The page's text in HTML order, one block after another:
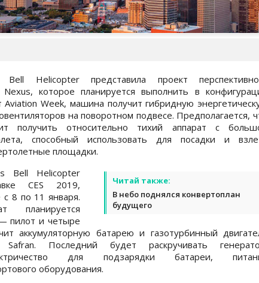
Bell Helicopter представила проект
Nexus, которое планируется выполнить в
Aviation Week, машина получит гибридную
на поворотном подвесе. Предполагается,
получить относительно тихий аппарат с
способный использовать для посадки и
площадки.
Читай также:
В небо поднялся конвертоплан
будущего
Bell Helicopter
CES 2019,
8 по 11 января.
планируется
пилот и четыре
аккумуляторную батарею и газотурбинный
Safran. Последний будет раскручивать
для подзарядки батареи,
оборудования.